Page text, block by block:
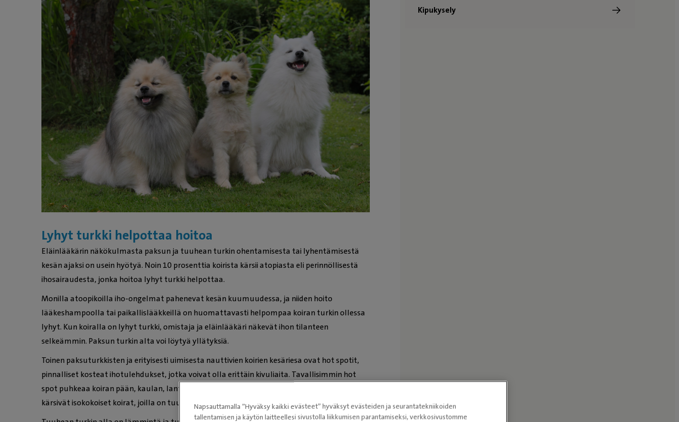
Lyhyt turkki helpottaa hoitoa
Eläinlääkärin näkökulmasta paksun ja tuuhean turkin ohentamisesta tai lyhentämisestä
kesän ajaksi on usein hyötyä. Noin 10 prosenttia koirista kärsii atopiasta eli perinnöllisestä
ihosairaudesta, jonka hoitoa lyhyt turkki helpottaa.
Monilla atoopikoilla iho-ongelmat pahenevat kesän kuumuudessa, ja niiden hoito
lääkeshampoolla tai paikallislääkkeillä on huomattavasti helpompaa koiran turkin ollessa
lyhyt. Kun koiralla on lyhyt turkki, omistaja ja eläinlääkäri näkevät ihon tilanteen
selkeämmin. Paksun turkin alta voi löytyä yllätyksiä.
Toinen paksuturkkisten ja erityisesti uimisesta nauttivien koirien kesäriesa ovat hot spotit,
pinnalliset kosteat ihotulehdukset, jotka voivat olla erittäin kivuliaita. Tavallisimmin hot
spot puhkeaa koiran pään, kaulan, lantion tai lonkan alueella. Tyypillisimmin vaivasta
kärsivät isokokoiset koirat, joilla on tuuhea turkki ja aluskarva.
Kipukysely
Napsauttamalla ”Hyväksy kaikki evästeet” hyväksyt evästeiden ja seurantatekniikoiden
tallentamisen ja käytön laitteellesi sivustolla liikkumisen parantamiseksi, verkkosivustomme